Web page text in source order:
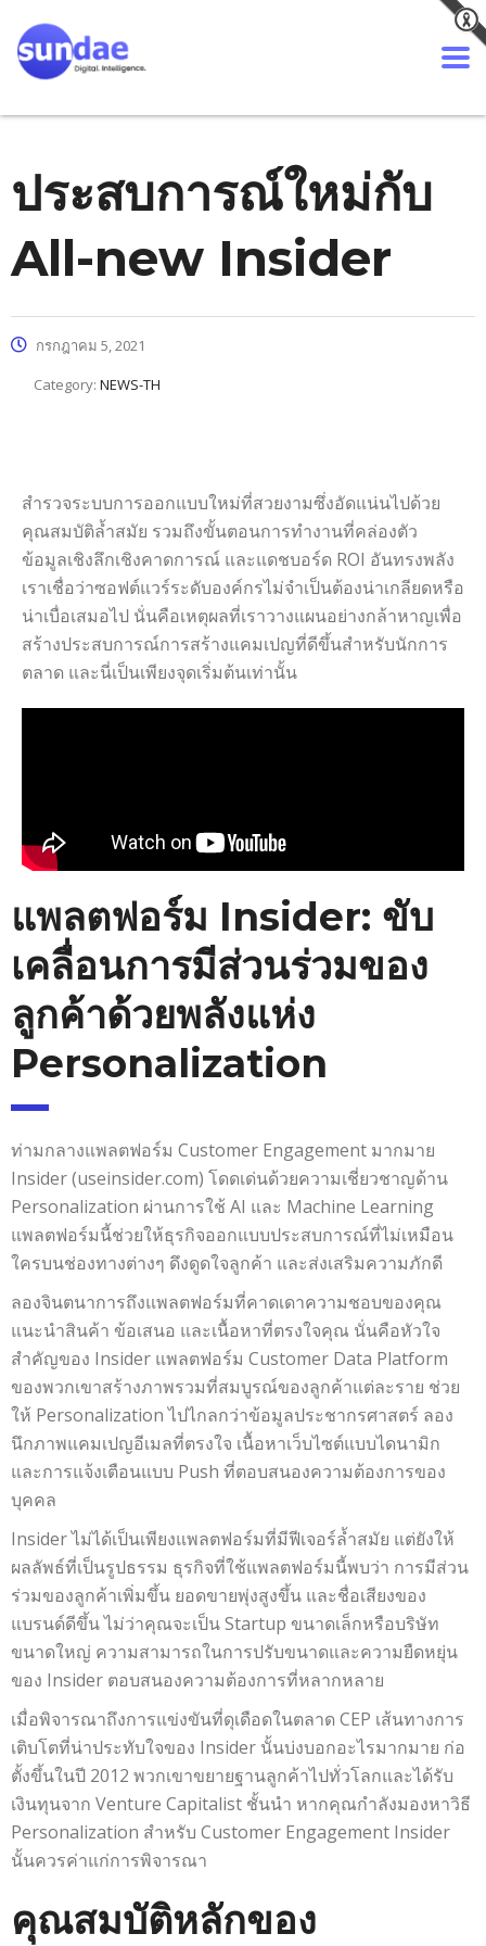
ประสบการณ์ใหม่กับ
All-new Insider
กรกฎาคม 5, 2021
Category: NEWS-TH
สำรวจระบบการออกแบบใหม่ที่สวยงามซึ่งอัดแน่นไปด้วย
คุณสมบัติล้ำสมัย รวมถึงขั้นตอนการทำงานที่คล่องตัว
ข้อมูลเชิงลึกเชิงคาดการณ์ และแดชบอร์ด ROI อันทรงพลัง
เราเชื่อว่าซอฟต์แวร์ระดับองค์กรไม่จำเป็นต้องน่าเกลียดหรือ
น่าเบื่อเสมอไป นั่นคือเหตุผลที่เราวางแผนอย่างกล้าหาญเพื่อ
สร้างประสบการณ์การสร้างแคมเปญที่ดีขึ้นสำหรับนักการ
ตลาด และนี่เป็นเพียงจุดเริ่มต้นเท่านั้น
แพลตฟอร์ม Insider: ขับ
เคลื่อนการมีส่วนร่วมของ
ลูกค้าด้วยพลังแห่ง
Personalization
ท่ามกลางแพลตฟอร์ม Customer Engagement มากมาย
Insider (useinsider.com) โดดเด่นด้วยความเชี่ยวชาญด้าน
Personalization ผ่านการใช้ AI และ Machine Learning
แพลตฟอร์มนี้ช่วยให้ธุรกิจออกแบบประสบการณ์ที่ไม่เหมือน
ใครบนช่องทางต่างๆ ดึงดูดใจลูกค้า และส่งเสริมความภักดี
ลองจินตนาการถึงแพลตฟอร์มที่คาดเดาความชอบของคุณ
แนะนำสินค้า ข้อเสนอ และเนื้อหาที่ตรงใจคุณ นั่นคือหัวใจ
สำคัญของ Insider แพลตฟอร์ม Customer Data Platform
ของพวกเขาสร้างภาพรวมที่สมบูรณ์ของลูกค้าแต่ละราย ช่วย
ให้ Personalization ไปไกลกว่าข้อมูลประชากรศาสตร์ ลอง
นึกภาพแคมเปญอีเมลที่ตรงใจ เนื้อหาเว็บไซต์แบบไดนามิก
และการแจ้งเตือนแบบ Push ที่ตอบสนองความต้องการของ
บุคคล
Insider ไม่ได้เป็นเพียงแพลตฟอร์มที่มีฟีเจอร์ล้ำสมัย แต่ยังให้
ผลลัพธ์ที่เป็นรูปธรรม ธุรกิจที่ใช้แพลตฟอร์มนี้พบว่า การมีส่วน
ร่วมของลูกค้าเพิ่มขึ้น ยอดขายพุ่งสูงขึ้น และชื่อเสียงของ
แบรนด์ดีขึ้น ไม่ว่าคุณจะเป็น Startup ขนาดเล็กหรือบริษัท
ขนาดใหญ่ ความสามารถในการปรับขนาดและความยืดหยุ่น
ของ Insider ตอบสนองความต้องการที่หลากหลาย
เมื่อพิจารณาถึงการแข่งขันที่ดุเดือดในตลาด CEP เส้นทางการ
เติบโตที่น่าประทับใจของ Insider นั้นบ่งบอกอะไรมากมาย ก่อ
ตั้งขึ้นในปี 2012 พวกเขาขยายฐานลูกค้าไปทั่วโลกและได้รับ
เงินทุนจาก Venture Capitalist ชั้นนำ หากคุณกำลังมองหาวิธี
Personalization สำหรับ Customer Engagement Insider
นั้นควรค่าแก่การพิจารณา
คุณสมบัติหลักของ